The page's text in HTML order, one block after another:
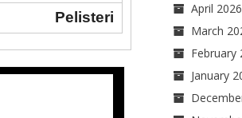
Pelisteri
April 2026
March
February
January